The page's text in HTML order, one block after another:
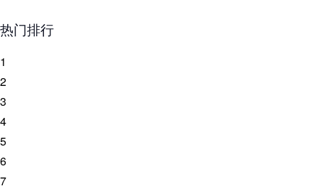
热门排行
1
2
3
4
5
6
7